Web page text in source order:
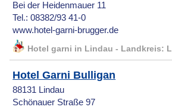
Bei der Heidenmauer 11
Tel.: 08382/93 41-0
www.hotel-garni-brugger.de
Hotel garni in Lindau - Landkreis:
Hotel Garni Bulligan
88131 Lindau
Schönauer Straße 97